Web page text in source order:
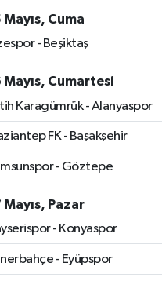
Mayıs, Cuma
- Beşiktaş
Mayıs, Cumartesi
Karagümrük - Alanyaspor
FK - Başakşehir
- Göztepe
Mayıs, Pazar
- Konyaspor
- Eyüpspor